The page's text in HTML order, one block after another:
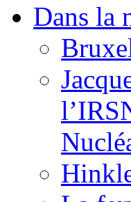
Dans la